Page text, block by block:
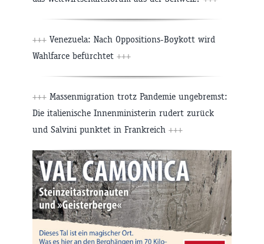
+++ Venezuela: Nach Oppositions-Boykott wird
Wahlfarce befürchtet +++
+++ Massenmigration trotz Pandemie ungebremst:
Die italienische Innenministerin rudert zurück
und Salvini punktet in Frankreich +++